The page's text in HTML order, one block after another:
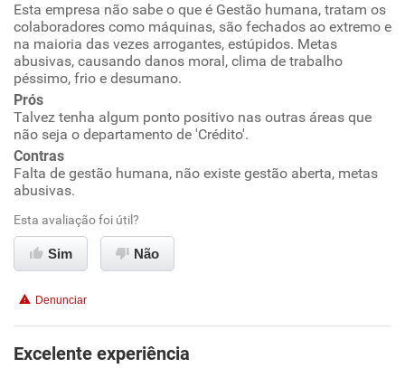
Oportunidade de promoção
Ambiente de trabalho
Conciliação com a vida familiar
Benefícios
Não recomenda esta empresa
Esta empresa não sabe o que é Gestão humana, tratam os
colaboradores como máquinas, são fechados ao extremo e
na maioria das vezes arrogantes, estúpidos. Metas
abusivas, causando danos moral, clima de trabalho
péssimo, frio e desumano.
Prós
Talvez tenha algum ponto positivo nas outras áreas que
não seja o departamento de 'Crédito'.
Contras
Falta de gestão humana, não existe gestão aberta, metas
abusivas.
Esta avaliação foi útil?
Sim Não
Denunciar
Excelente experiência